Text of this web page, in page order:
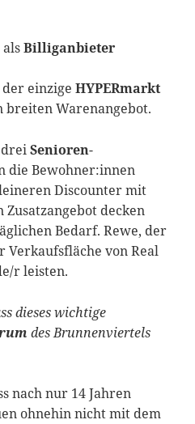
alsBilliganbieter
der einzigeHYPERmarkt
Warenangebot.
dreiSenioren-
die Bewohner:innen
Discounter mit
decken
Bedarf. Rewe, der
von Real
r leisten.
dieses wichtige
des Brunnenviertels
nach nur 14 Jahren
ohnehin nicht mit dem